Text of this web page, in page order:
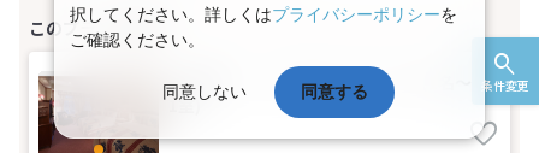
条件変更
【禁煙】１．スタンダードツイン(1名～2名
1室)
択してください。詳しくはプライバシーポリシーを
ご確認ください。
同意しない 同意する